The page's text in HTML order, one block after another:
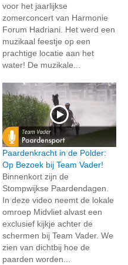
voor het jaarlijkse
zomerconcert van Harmonie
Forum Hadriani. Het werd een
muzikaal feestje op een
prachtige locatie aan het
water! De muzikale...
Paardenkracht in de Polder:
Op Bezoek bij Team Vader!
Binnenkort zijn de
Stompwijkse Paardendagen.
In deze video neemt de lokale
omroep Midvliet alvast een
exclusief kijkje achter de
schermen bij Team Vader. We
zien van dichtbij hoe de
paarden worden...